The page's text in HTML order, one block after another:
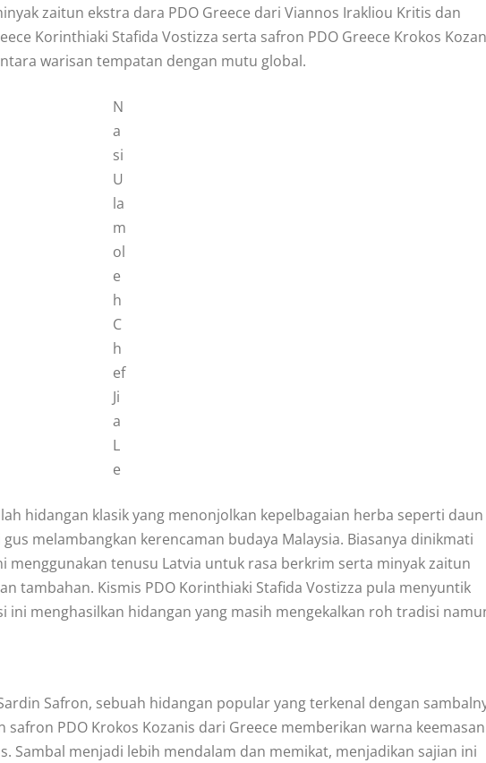
zaitun ekstra dara PDO Greece dari Viannos Irakliou Kritis dan
Korinthiaki Stafida Vostizza serta safron PDO Greece Krokos
warisan tempatan dengan mutu global.
N
a
si
U
la
m
ol
e
h
C
h
ef
Ji
a
L
e
hidangan klasik yang menonjolkan kepelbagaian herba seperti daun
melambangkan kerencaman budaya Malaysia. Biasanya dinikmati
menggunakan tenusu Latvia untuk rasa berkrim serta minyak zaitun
tambahan. Kismis PDO Korinthiaki Stafida Vostizza pula menyuntik
ini menghasilkan hidangan yang masih mengekalkan roh tradisi
Safron, sebuah hidangan popular yang terkenal dengan
PDO Krokos Kozanis dari Greece memberikan warna keemasan
Sambal menjadi lebih mendalam dan memikat, menjadikan sajian ini